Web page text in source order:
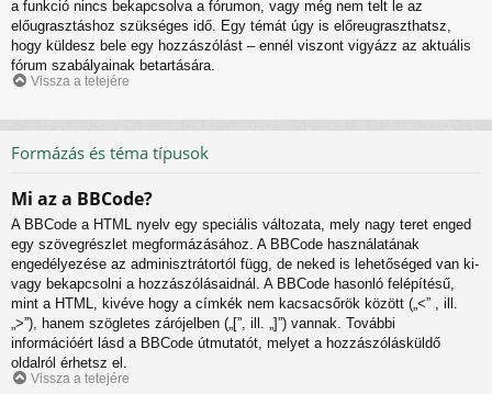
a funkció nincs bekapcsolva a fórumon, vagy még nem telt le az
előugrasztáshoz szükséges idő. Egy témát úgy is előreugraszthatsz,
hogy küldesz bele egy hozzászólást – ennél viszont vigyázz az aktuális
fórum szabályainak betartására.
Vissza a tetejére
Formázás és téma típusok
Mi az a BBCode?
A BBCode a HTML nyelv egy speciális változata, mely nagy teret enged
egy szövegrészlet megformázásához. A BBCode használatának
engedélyezése az adminisztrátortól függ, de neked is lehetőséged van ki-
vagy bekapcsolni a hozzászólásaidnál. A BBCode hasonló felépítésű,
mint a HTML, kivéve hogy a címkék nem kacsacsőrök között („<” , ill.
„>”), hanem szögletes zárójelben („[”, ill. „]”) vannak. További
információért lásd a BBCode útmutatót, melyet a hozzászólásküldő
oldalról érhetsz el.
Vissza a tetejére